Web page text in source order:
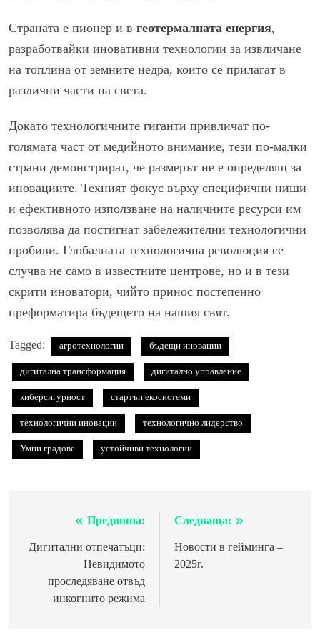
Страната е пионер и в геотермалната енергия,
разработвайки иновативни технологии за извличане
на топлина от земните недра, които се прилагат в
различни части на света.
Докато технологичните гиганти привличат по-
голямата част от медийното внимание, тези по-малки
страни демонстрират, че размерът не е определящ за
иновациите. Техният фокус върху специфични ниши
и ефективното използване на наличните ресурси им
позволява да постигнат забележителни технологични
пробиви. Глобалната технологична революция се
случва не само в известните центрове, но и в тези
скрити иноватори, чийто принос постепенно
преформатира бъдещето на нашия свят.
Tagged: агротехнологии бъдещи иновации
дигитална трансформация дигитално управление
киберсигурност стартъп екосистеми
технологични иновации технологично лидерство
Умни градове устойчиви технологии
НавигацияПредишна:
Дигитални отпечатъци:
Невидимото
проследяване отвъд
инкогнито режима
Следваща:
Новости в гейминга –
2025г.